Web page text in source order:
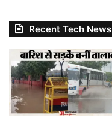
Recent Tech News